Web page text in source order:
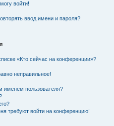
войти!
ввод имени и пароля?
«Кто сейчас на конференции»?
неправильное!
именем пользователя?
требуют войти на конференцию!